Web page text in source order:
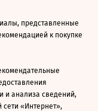
представленные
к покупке
и анализа сведений,
«Интернет»,